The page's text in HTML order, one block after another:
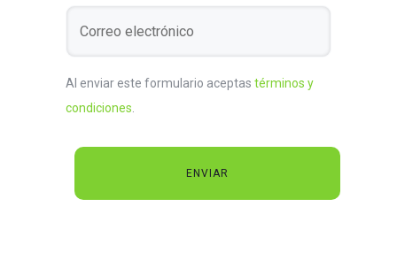
Al enviar este formulario aceptas términos y
condiciones